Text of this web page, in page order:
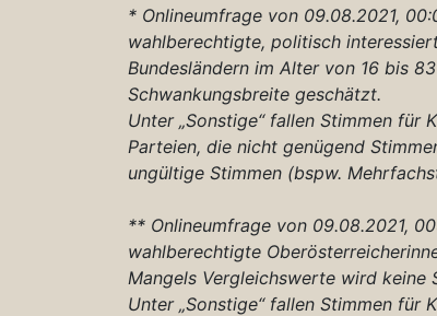
* Onlineumfrage von 09.08.2021,
wahlberechtigte, politisch
Bundesländern im Alter von 16 bis
Schwankungsbreite geschätzt.
Unter „Sonstige“ fallen Stimmen für
Parteien, die nicht genügend
ungültige Stimmen (bspw.
** Onlineumfrage von 09.08.2021,
wahlberechtigte
Mangels Vergleichswerte wird keine
Unter „Sonstige“ fallen Stimmen für